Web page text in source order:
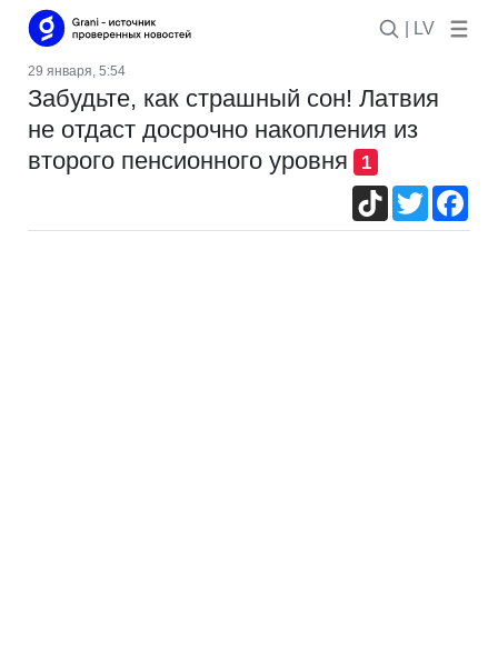
| LV
29 января, 5:54
Забудьте, как страшный сон! Латвия
не отдаст досрочно накопления из
второго пенсионного уровня
1
TikTokTwitter